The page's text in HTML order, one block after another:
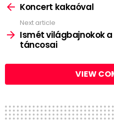
moreKoncert kakaóval
Next article
Ismét világbajnokok a
táncosai
VIEW